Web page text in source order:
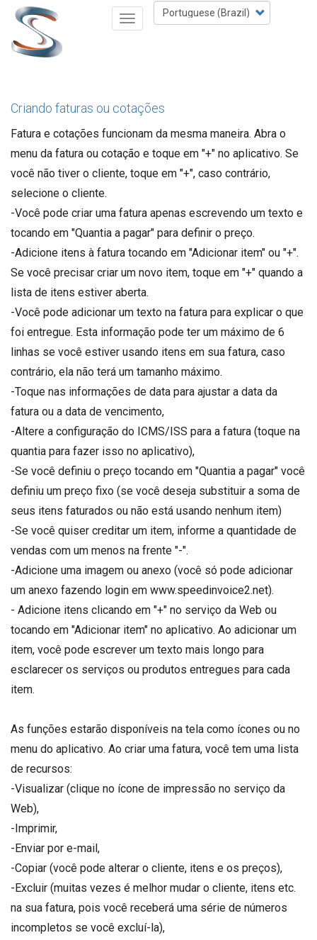
Skip
main
content
Select
your
Toggle
Criando faturas ou cotações
Fatura e cotações funcionam da mesma maneira. Abra o
menu da fatura ou cotação e toque em "+" no aplicativo. Se
você não tiver o cliente, toque em "+", caso contrário,
selecione o cliente.
-Você pode criar uma fatura apenas escrevendo um texto e
tocando em "Quantia a pagar" para definir o preço.
-Adicione itens à fatura tocando em "Adicionar item" ou "+".
Se você precisar criar um novo item, toque em "+" quando a
lista de itens estiver aberta.
-Você pode adicionar um texto na fatura para explicar o que
foi entregue. Esta informação pode ter um máximo de 6
linhas se você estiver usando itens em sua fatura, caso
contrário, ela não terá um tamanho máximo.
-Toque nas informações de data para ajustar a data da
fatura ou a data de vencimento,
-Altere a configuração do ICMS/ISS para a fatura (toque na
quantia para fazer isso no aplicativo),
-Se você definiu o preço tocando em "Quantia a pagar" você
definiu um preço fixo (se você deseja substituir a soma de
seus itens faturados ou não está usando nenhum item)
-Se você quiser creditar um item, informe a quantidade de
vendas com um menos na frente "-".
-Adicione uma imagem ou anexo (você só pode adicionar
um anexo fazendo login em www.speedinvoice2.net).
- Adicione itens clicando em "+" no serviço da Web ou
tocando em "Adicionar item" no aplicativo. Ao adicionar um
item, você pode escrever um texto mais longo para
esclarecer os serviços ou produtos entregues para cada
item.
As funções estarão disponíveis na tela como ícones ou no
menu do aplicativo. Ao criar uma fatura, você tem uma lista
de recursos:
-Visualizar (clique no ícone de impressão no serviço da
Web),
-Imprimir,
-Enviar por e-mail,
-Copiar (você pode alterar o cliente, itens e os preços),
-Excluir (muitas vezes é melhor mudar o cliente, itens etc.
na sua fatura, pois você receberá uma série de números
incompletos se você excluí-la),